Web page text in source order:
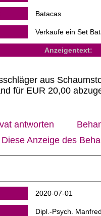
Batacas
Verkaufe ein Set
Anzeigentext:
aus
für EUR 20,00
antworten
Diese Anzeige des
2020-07-01
Dipl.-Psych.